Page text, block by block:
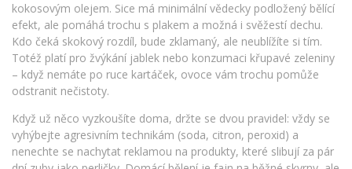
kokosovým olejem. Sice má minimální vědecky podložený bělící
efekt, ale pomáhá trochu s plakem a možná i svěžestí dechu.
Kdo čeká skokový rozdíl, bude zklamaný, ale neublížíte si tím.
Totéž platí pro žvýkání jablek nebo konzumaci křupavé zeleniny
– když nemáte po ruce kartáček, ovoce vám trochu pomůže
odstranit nečistoty.
Když už něco vyzkoušíte doma, držte se dvou pravidel: vždy se
vyhýbejte agresivním technikám (soda, citron, peroxid) a
nenechte se nachytat reklamou na produkty, které slibují za pár